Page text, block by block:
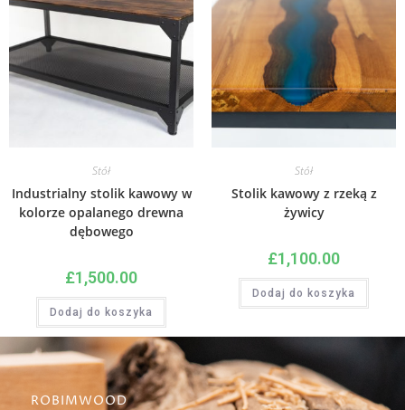
Stół
Industrialny stolik kawowy w
kolorze opalanego drewna
dębowego
£1,500.00
Dodaj do koszyka
Stół
Stolik kawowy z rzeką z
żywicy
£1,100.00
Dodaj do koszyka
ROBIMWOOD